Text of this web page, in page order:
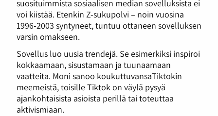
suosituimmista sosiaalisen median sovelluksista ei
voi kiistää. Etenkin Z-sukupolvi – noin vuosina
1996-2003 syntyneet, tuntuu ottaneen sovelluksen
varsin omakseen.
Sovellus luo uusia trendejä. Se esimerkiksi inspiroi
kokkaamaan, sisustamaan ja tuunaamaan
vaatteita. Moni sanoo koukuttuvansaTiktokin
meemeistä, toisille Tiktok on väylä pysyä
ajankohtaisista asioista perillä tai toteuttaa
aktivismiaan.